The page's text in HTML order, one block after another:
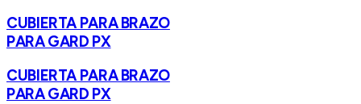
CUBIERTA PARA BRAZO
PARA GARD PX
CUBIERTA PARA BRAZO
PARA GARD PX